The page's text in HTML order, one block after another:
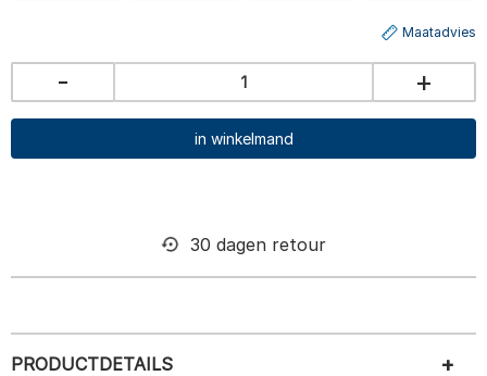
Maatadvies
- +
in winkelmand
30 dagen retour
PRODUCTDETAILS